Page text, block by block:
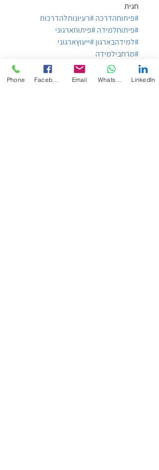
חגית
#פיתוחהדרכה#רעיונותלהדרכות
#פיתוחלמידה#פיתוחארגוני
#למידהבארגון#ייעוץארגוני
#מרחבילמידה
Phone Email LinkedIn